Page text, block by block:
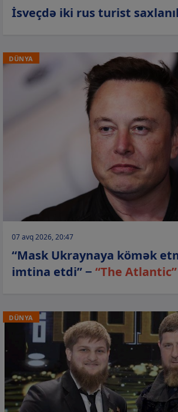
İsveçdə iki rus turist
DÜNYA
07 avq 2026, 20:47
“Mask Ukraynaya kömək
imtina etdi” − “The Atlantic”
DÜNYA